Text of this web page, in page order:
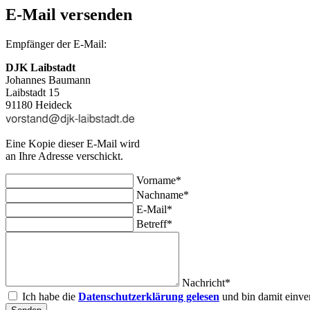
E-Mail versenden
Empfänger der E-Mail:
DJK Laibstadt
Johannes Baumann
Laibstadt 15
91180 Heideck
Eine Kopie dieser E-Mail wird
an Ihre Adresse verschickt.
Vorname*
Nachname*
E-Mail*
Betreff*
Nachricht*
Ich habe die Datenschutzerklärung gelesen und bin damit